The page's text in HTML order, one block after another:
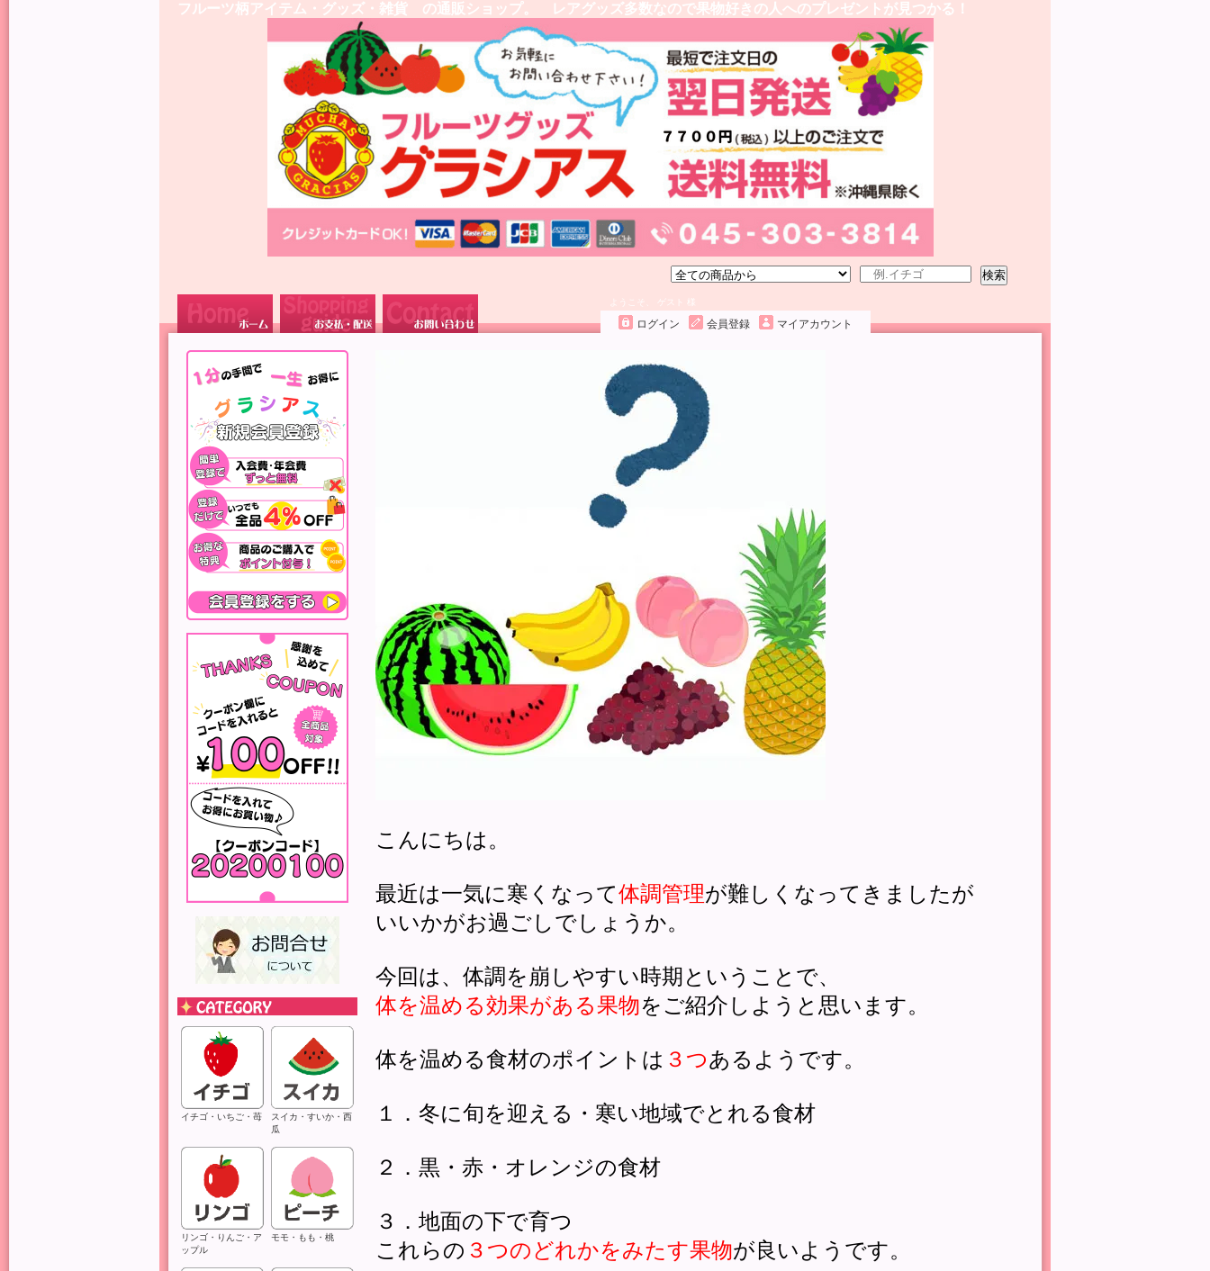
フルーツ柄アイテム・グッズ・雑貨 の通販ショップ。 レアグッズ多数なので果物好きの人へのプレゼントが見つかる！
検索
ようこそ、 ゲスト 様
ログイン 会員登録 マイアカウント
イチゴ・いちご・苺
スイカ・すいか・西
瓜
リンゴ・りんご・ア
ップル
モモ・もも・桃
こんにちは。
最近は一気に寒くなって体調管理が難しくなってきましたが
いいかがお過ごしでしょうか。
今回は、体調を崩しやすい時期ということで、
体を温める効果がある果物をご紹介しようと思います。
体を温める食材のポイントは ３つあるようです。
１．冬に旬を迎える・寒い地域でとれる食材
２．黒・赤・オレンジの食材
３．地面の下で育つ
これらの ３つのどれかをみたす果物が良いようです。